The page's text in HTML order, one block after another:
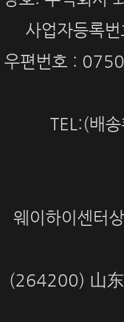
사업자등록
우편번호 :
TEL:(배
웨이하이센터
(264200) 山